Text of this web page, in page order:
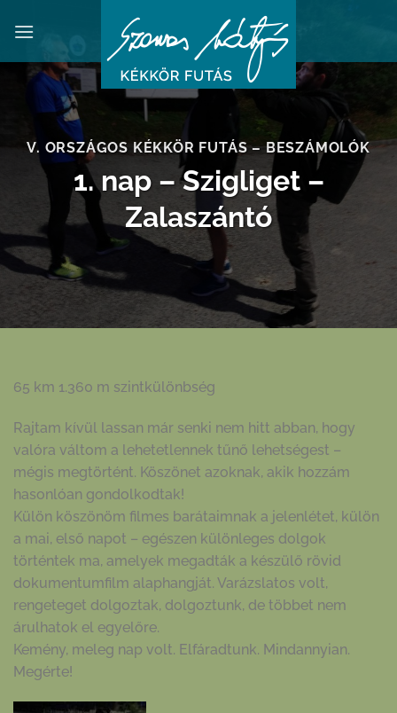
V. ORSZÁGOS KÉKKÖR FUTÁS – BESZÁMOLÓK
1. nap – Szigliget –
Zalaszántó
65 km 1.360 m szintkülönbség
Rajtam kívül lassan már senki nem hitt abban, hogy
valóra váltom a lehetetlennek tűnő lehetségest –
mégis megtörtént. Köszönet azoknak, akik hozzám
hasonlóan gondolkodtak!
Külön köszönöm filmes barátaimnak a jelenlétet, külön
a mai, első napot – egészen különleges dolgok
történtek ma, amelyek megadták a készülő rövid
dokumentumfilm alaphangját. Varázslatos volt,
rengeteget dolgoztak, dolgoztunk, de többet nem
árulhatok el egyelőre.
Kemény, meleg nap volt. Elfáradtunk. Mindannyian.
Megérte!